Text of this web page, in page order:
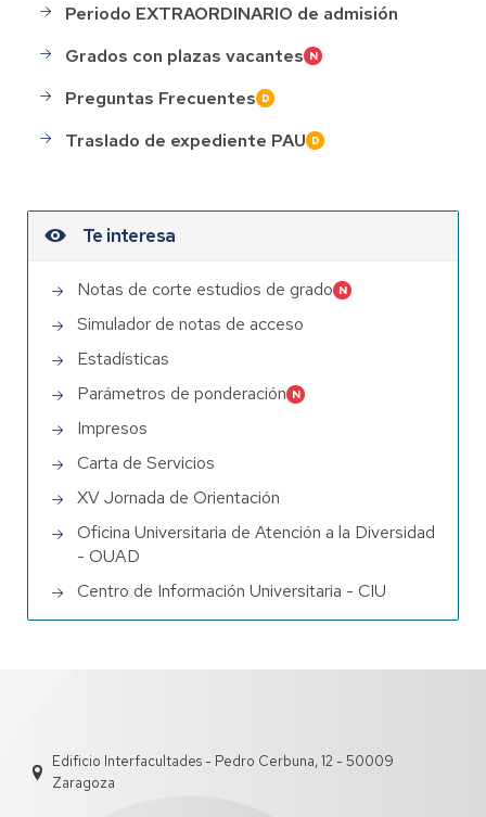
Periodo EXTRAORDINARIO de admisión
Grados con plazas vacantes
Preguntas Frecuentes
Traslado de expediente PAU
Te interesa
Notas de corte estudios de grado
Simulador de notas de acceso
Estadísticas
Parámetros de ponderación
Impresos
Carta de Servicios
XV Jornada de Orientación
Oficina Universitaria de Atención a la Diversidad
- OUAD
Centro de Información Universitaria - CIU
Edificio Interfacultades - Pedro Cerbuna, 12 - 50009
Zaragoza